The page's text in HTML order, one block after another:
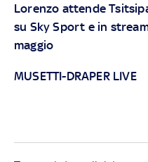
Lorenzo attende
su Sky Sport e in
maggio
MUSETTI-DRAPER LIVE